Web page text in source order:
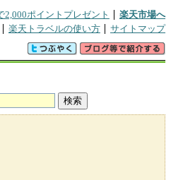
2,000ポイントプレゼント
楽天市場へ
楽天トラベルの使い方 サイトマップ